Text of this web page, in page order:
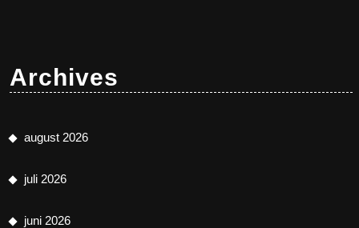
Archives
august 2026
juli 2026
juni 2026